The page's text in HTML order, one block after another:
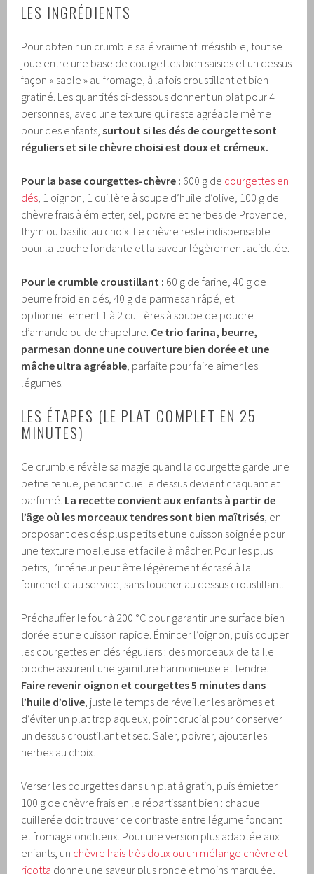
LES INGRÉDIENTS
Pour obtenir un crumble salé vraiment irrésistible, tout se
joue entre une base de courgettes bien saisies et un dessus
façon « sable » au fromage, à la fois croustillant et bien
gratiné. Les quantités ci-dessous donnent un plat pour 4
personnes, avec une texture qui reste agréable même
pour des enfants,surtout si les dés de courgette sont
réguliers et si le chèvre choisi est doux et crémeux.
Pour la base courgettes-chèvre : 600 g de courgettes en
dés , 1 oignon, 1 cuillère à soupe d’huile d’olive, 100 g de
chèvre frais à émietter, sel, poivre et herbes de Provence,
thym ou basilic au choix. Le chèvre reste indispensable
pour la touche fondante et la saveur légèrement acidulée.
Pour le crumble croustillant : 60 g de farine, 40 g de
beurre froid en dés, 40 g de parmesan râpé, et
optionnellement 1 à 2 cuillères à soupe de poudre
d’amande ou de chapelure. Ce trio farina, beurre,
parmesan donne une couverture bien dorée et une
mâche ultra agréable , parfaite pour faire aimer les
légumes.
LES ÉTAPES (LE PLAT COMPLET EN 25
MINUTES)
Ce crumble révèle sa magie quand la courgette garde une
petite tenue, pendant que le dessus devient craquant et
parfumé. La recette convient aux enfants à partir de
l’âge où les morceaux tendres sont bien maîtrisés , en
proposant des dés plus petits et une cuisson soignée pour
une texture moelleuse et facile à mâcher. Pour les plus
petits, l’intérieur peut être légèrement écrasé à la
fourchette au service, sans toucher au dessus croustillant.
Préchauffer le four à 200 °C pour garantir une surface bien
dorée et une cuisson rapide. Émincer l’oignon, puis couper
les courgettes en dés réguliers : des morceaux de taille
proche assurent une garniture harmonieuse et tendre.
Faire revenir oignon et courgettes 5 minutes dans
l’huile d’olive , juste le temps de réveiller les arômes et
d’éviter un plat trop aqueux, point crucial pour conserver
un dessus croustillant et sec. Saler, poivrer, ajouter les
herbes au choix.
Verser les courgettes dans un plat à gratin, puis émietter
100 g de chèvre frais en le répartissant bien : chaque
cuillerée doit trouver ce contraste entre légume fondant
et fromage onctueux. Pour une version plus adaptée aux
enfants, un chèvre frais très doux ou un mélange chèvre et
ricotta donne une saveur plus ronde et moins marquée,